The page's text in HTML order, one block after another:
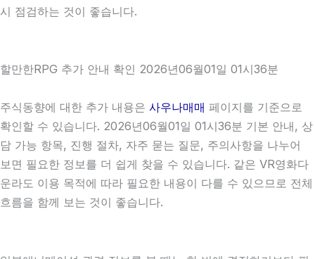
시 점검하는 것이 좋습니다.
할만한RPG 추가 안내 확인 2026년06월01일 01시36분
주식동향에 대한 추가 내용은 사우나매매 페이지를 기준으로
확인할 수 있습니다. 2026년06월01일 01시36분 기본 안내, 상
담 가능 항목, 진행 절차, 자주 묻는 질문, 주의사항을 나누어
보면 필요한 정보를 더 쉽게 찾을 수 있습니다. 같은 VR영화다
운라도 이용 목적에 따라 필요한 내용이 다를 수 있으므로 전체
흐름을 함께 보는 것이 좋습니다.